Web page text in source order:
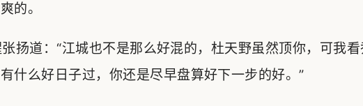
的。
扬道：“江城也不是那么好混的，杜天野虽然顶你，可我
什么好日子过，你还是尽早盘算好下一步的好。”